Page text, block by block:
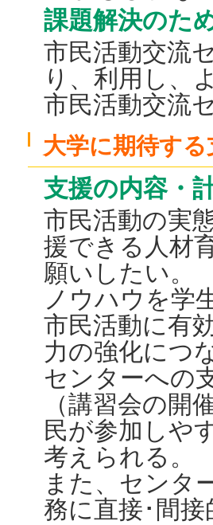
課題解決のた
市民活動交流
り、利用し、
市民活動交流
大学に期待す
支援の内容・
市民活動の実
援できる人材
願いしたい。
ノウハウを学
市民活動に有
力の強化につ
センターへの
（講習会の開
民が参加しや
考えられる。
また、センタ
務に直接･間